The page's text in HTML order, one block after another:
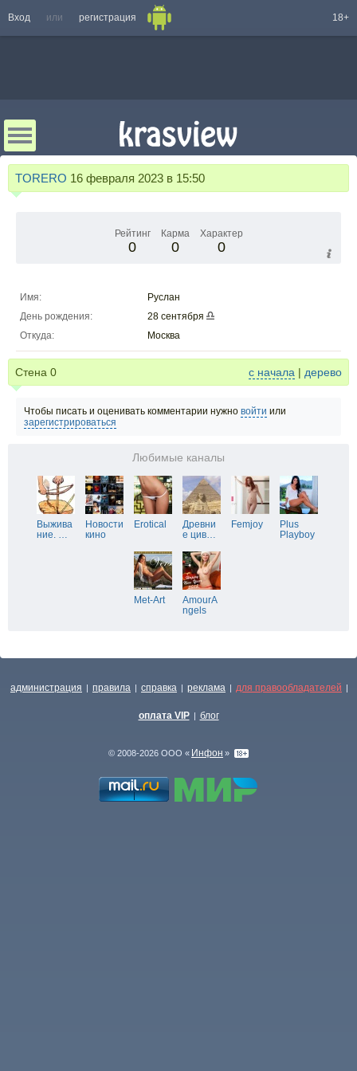
Вход или регистрация 18+
TORERO 16 февраля 2023 в 15:50
Рейтинг
0
Карма
0
Характер
0
Имя:
Руслан
День рождения:
28 сентября
Откуда:
Москва
Стена 0 с начала | дерево
Чтобы писать и оценивать комментарии нужно войти или
зарегистрироваться
Любимые каналы
Выжива
ние. …
Новости
кино
Erotical
Древни
е цив…
Femjoy
Plus
Playboy
Met-Art
AmourA
ngels
администрация | правила | справка | реклама | для правообладателей |
оплата VIP | блог
© 2008-2026 ООО « Инфон »